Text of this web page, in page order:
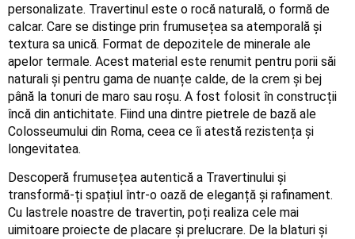
personalizate. Travertinul este o rocă naturală, o formă de
calcar. Care se distinge prin frumusețea sa atemporală și
textura sa unică. Format de depozitele de minerale ale
apelor termale. Acest material este renumit pentru porii săi
naturali și pentru gama de nuanțe calde, de la crem și bej
până la tonuri de maro sau roșu. A fost folosit în construcții
încă din antichitate. Fiind una dintre pietrele de bază ale
Colosseumului din Roma, ceea ce îi atestă rezistența și
longevitatea.
Descoperă frumusețea autentică a Travertinului și
transformă-ți spațiul într-o oază de eleganță și rafinament.
Cu lastrele noastre de travertin, poți realiza cele mai
uimitoare proiecte de placare și prelucrare. De la blaturi și